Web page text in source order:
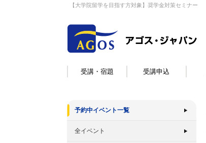
【大学院留学を目指す方対象】奨学金対策セミナー
受講・宿題 受講申込
予約中イベント一覧
全イベント